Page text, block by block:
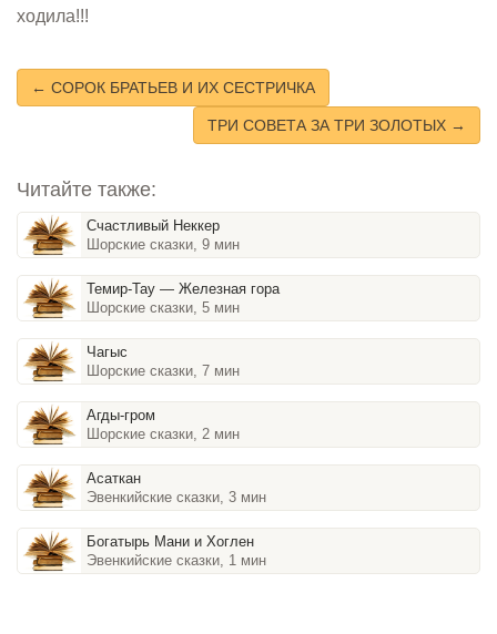
ходила!!!
← СОРОК БРАТЬЕВ И ИХ СЕСТРИЧКА
ТРИ СОВЕТА ЗА ТРИ ЗОЛОТЫХ →
Читайте также:
Счастливый Неккер
Шорские сказки, 9 мин
Темир-Тау — Железная гора
Шорские сказки, 5 мин
Чагыс
Шорские сказки, 7 мин
Агды-гром
Шорские сказки, 2 мин
Асаткан
Эвенкийские сказки, 3 мин
Богатырь Мани и Хоглен
Эвенкийские сказки, 1 мин